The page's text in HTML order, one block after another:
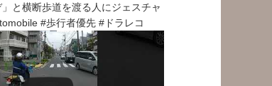
」と横断歩道を渡る人にジェスチャ
#歩行者優先 #ドラレコ